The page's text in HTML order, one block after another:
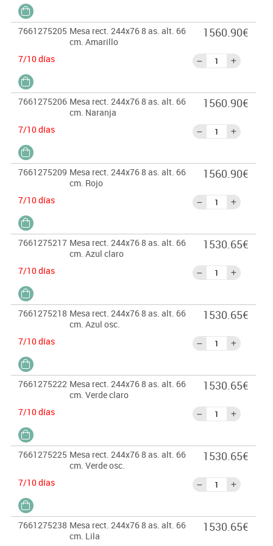
7661275205 Mesa rect. 244x76 8 as. alt. 66
cm. Amarillo
7/10 días
1560.90€
7661275206 Mesa rect. 244x76 8 as. alt. 66
cm. Naranja
7/10 días
1560.90€
7661275209 Mesa rect. 244x76 8 as. alt. 66
cm. Rojo
7/10 días
1560.90€
7661275217 Mesa rect. 244x76 8 as. alt. 66
cm. Azul claro
7/10 días
1530.65€
7661275218 Mesa rect. 244x76 8 as. alt. 66
cm. Azul osc.
7/10 días
1530.65€
7661275222 Mesa rect. 244x76 8 as. alt. 66
cm. Verde claro
7/10 días
1530.65€
7661275225 Mesa rect. 244x76 8 as. alt. 66
cm. Verde osc.
7/10 días
1530.65€
7661275238 Mesa rect. 244x76 8 as. alt. 66
cm. Lila
1530.65€